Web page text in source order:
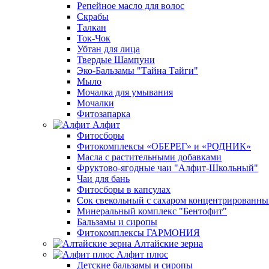
Репейное масло для волос
Скрабы
Талкан
Ток-Чок
Убтан для лица
Твердые Шампуни
Эко-Бальзамы "Тайна Тайги"
Мыло
Мочалка для умывания
Мочалки
Фитозапарка
Алфит
Фитосборы
Фитокомплексы «ОБЕРЕГ» и «РОДНИК»
Масла с растительными добавками
Фруктово-ягодные чаи "Алфит-Школьный"
Чаи для бань
Фитосборы в капсулах
Сок свекольный с сахаром
Минеральный комплекс "Бентофит"
Бальзамы и сиропы
Фитокомплексы ГАРМОНИЯ
Алтайские зерна
Алфит плюс
Детские бальзамы и сиропы